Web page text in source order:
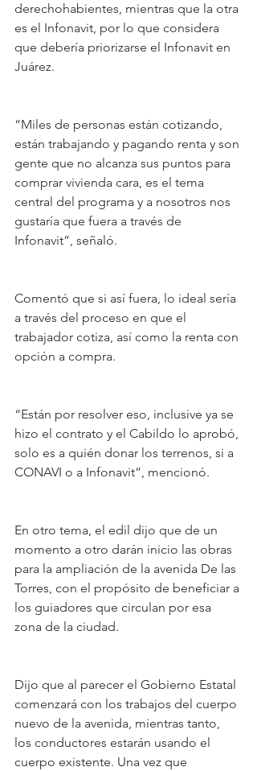
derechohabientes, mientras que la otra
es el Infonavit, por lo que considera
que debería priorizarse el Infonavit en
Juárez.
“Miles de personas están cotizando,
están trabajando y pagando renta y son
gente que no alcanza sus puntos para
comprar vivienda cara, es el tema
central del programa y a nosotros nos
gustaría que fuera a través de
Infonavit”, señaló.
Comentó que si así fuera, lo ideal sería
a través del proceso en que el
trabajador cotiza, así como la renta con
opción a compra.
“Están por resolver eso, inclusive ya se
hizo el contrato y el Cabildo lo aprobó,
solo es a quién donar los terrenos, si a
CONAVI o a Infonavit”, mencionó.
En otro tema, el edil dijo que de un
momento a otro darán inicio las obras
para la ampliación de la avenida De las
Torres, con el propósito de beneficiar a
los guiadores que circulan por esa
zona de la ciudad.
Dijo que al parecer el Gobierno Estatal
comenzará con los trabajos del cuerpo
nuevo de la avenida, mientras tanto,
los conductores estarán usando el
cuerpo existente. Una vez que